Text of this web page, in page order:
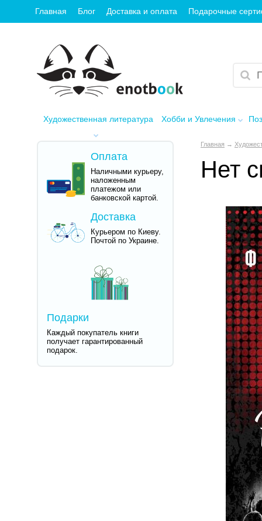
Главная Блог Доставка и оплата Подарочные
Художественная литература Хобби и Увлечения
Оплата
Наличными курьеру,
наложенным
платежом или
банковской картой.
Доставка
Курьером по Киеву.
Почтой по Украине.
Подарки
Каждый покупатель книги
получает гарантированный
подарок.
Главная →
Нет